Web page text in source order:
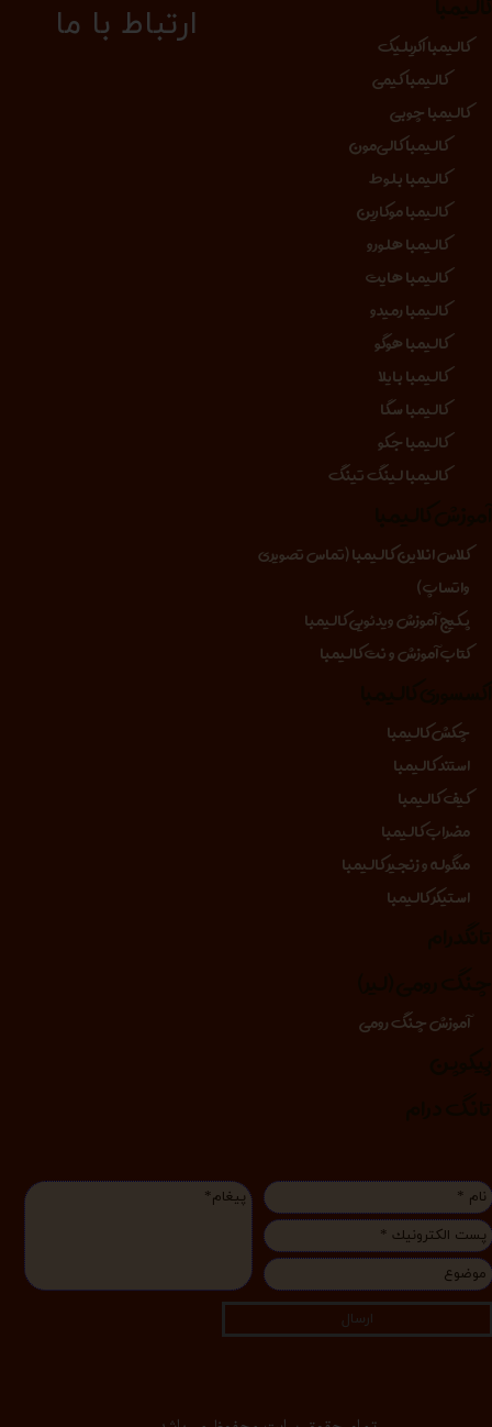
​​​ارتباط با ما
ارسال
کالیمبا اکریلیک
کالیمبا کیمی
کالیمبا چوبی
کالیمبا کالی‌مون
کالیمبا بلوط
کالیمبا موکارین
کالیمبا هلورو
کالیمبا هایت
کالیمبا رمیدو
کالیمبا هوگو
کالیمبا بایلا
کالیمبا سگا
کالیمبا جکو
کالیمبا لینگ تینگ
کلاس انلاین کالیمبا (تماس تصویری
واتساپ)
پکیج آموزش ویدئویی کالیمبا
کتاب آموزش و نت کالیمبا
چکش کالیمبا
استند کالیمبا
کیف کالیمبا
مضراب کالیمبا
منگوله و زنجیر کالیمبا
استیکر کالیمبا
آموزش چنگ رومی